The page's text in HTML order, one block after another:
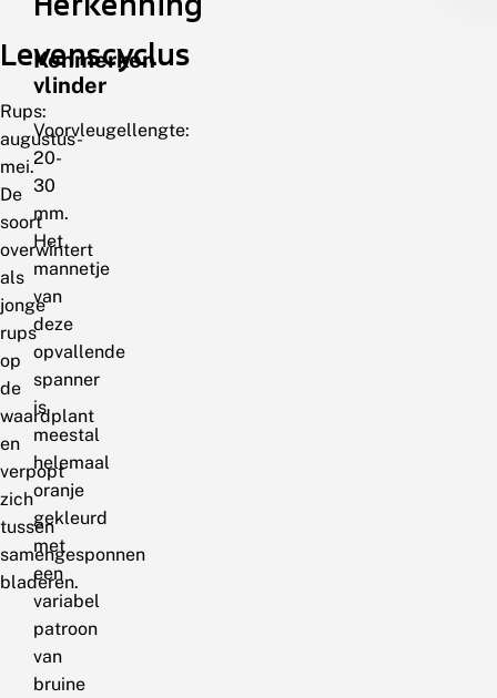
Levenscyclus
Rups:
augustus-
mei.
De
soort
overwintert
als
jonge
rups
op
de
waardplant
en
verpopt
zich
tussen
samengesponnen
bladeren.
Kenmerken
vlinder
Voorvleugellengte:
20-
30
mm.
Het
mannetje
van
deze
opvallende
spanner
is
meestal
helemaal
oranje
gekleurd
met
een
variabel
patroon
van
bruine